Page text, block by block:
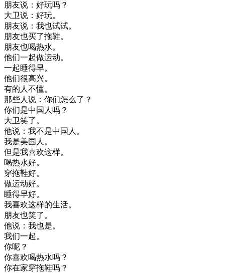
朋友说 ： 好玩吗 ？
大卫说 ： 好玩。
朋友说 ： 我也试试。
朋友也买了拖鞋。
朋友也喝热水。
他们一起做运动。
一起睡得早。
他们很高兴。
有的人不懂。
那些人说 ： 你们怎么了 ？
你们是中国人吗 ？
大卫笑了。
他说 ： 我不是中国人。
我是美国 人。
但是我喜欢这样。
喝热水好。
穿拖鞋好。
做运动好。
睡得早好。
我喜欢这样的生活。
朋友也笑了。
他说 ： 我也是。
我们一起。
你呢 ？
你喜欢喝热水吗 ？
你在家穿拖鞋吗 ？